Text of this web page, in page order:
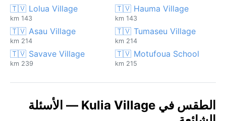
🇹🇻 Hauma Village
143 km
🇹🇻 Lolua Village
143 km
🇹🇻 Tumaseu Village
214 km
🇹🇻 Asau Village
214 km
🇹🇻 Motufoua School
215 km
🇹🇻 Savave Village
239 km
الطقس في Kulia Village — الأسئلة